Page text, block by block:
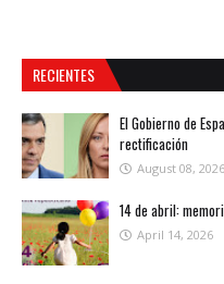
RECIENTES
El Gobierno de
rectificación
August 08, 2026
14 de abril:
April 14, 2026